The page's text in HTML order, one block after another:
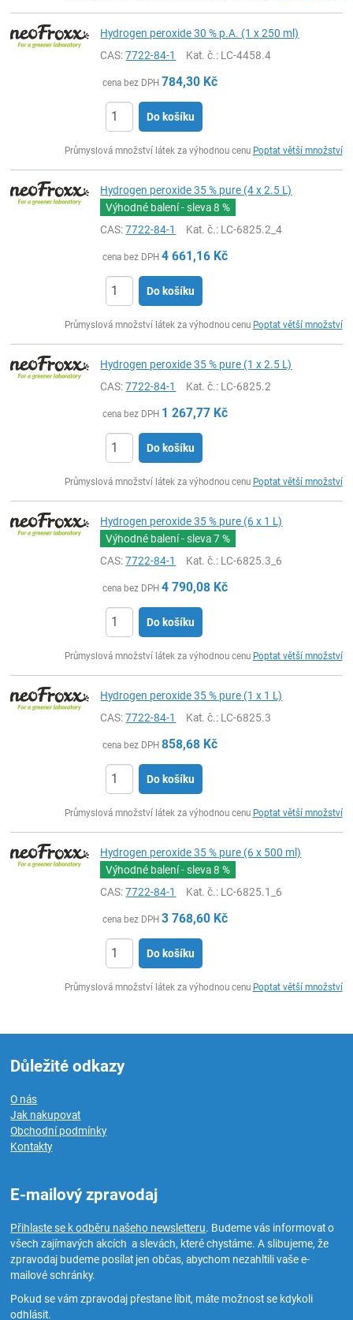
Hydrogen peroxide 30 % p.A. (1 x 250 ml)
CAS:7722-84-1 Kat. č.: LC-4458.4
cena bez DPH 784,30 Kč
Do košíku
Průmyslová množství látek za výhodnou cenu Poptat větší množství
Hydrogen peroxide 35 % pure (4 x 2.5 L)
Výhodné balení - sleva8 %
CAS:7722-84-1 Kat. č.: LC-6825.2_4
cena bez DPH 4 661,16 Kč
Do košíku
Průmyslová množství látek za výhodnou cenu Poptat větší množství
Hydrogen peroxide 35 % pure (1 x 2.5 L)
CAS:7722-84-1 Kat. č.: LC-6825.2
cena bez DPH 1 267,77 Kč
Do košíku
Průmyslová množství látek za výhodnou cenu Poptat větší množství
Hydrogen peroxide 35 % pure (6 x 1 L)
Výhodné balení - sleva7 %
CAS:7722-84-1 Kat. č.: LC-6825.3_6
cena bez DPH 4 790,08 Kč
Do košíku
Průmyslová množství látek za výhodnou cenu Poptat větší množství
Hydrogen peroxide 35 % pure (1 x 1 L)
CAS:7722-84-1 Kat. č.: LC-6825.3
cena bez DPH 858,68 Kč
Do košíku
Průmyslová množství látek za výhodnou cenu Poptat větší množství
Hydrogen peroxide 35 % pure (6 x 500 ml)
Výhodné balení - sleva8 %
CAS:7722-84-1 Kat. č.: LC-6825.1_6
cena bez DPH 3 768,60 Kč
Do košíku
Průmyslová množství látek za výhodnou cenu Poptat větší množství
Důležité odkazy
O nás
Jak nakupovat
Obchodní podmínky
Kontakty
E-mailový zpravodaj
Přihlaste se k odběru našeho newsletteru. Budeme vás informovat o
všech zajímavých akcích a slevách, které chystáme. A slibujeme, že
zpravodaj budeme posílat jen občas, abychom nezahltili vaše e-
mailové schránky.
Pokud se vám zpravodaj přestane líbit, máte možnost se kdykoli
odhlásit.